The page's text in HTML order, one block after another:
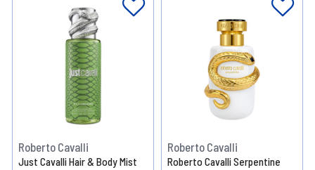
Roberto Cavalli
Just Cavalli Hair & Body Mist
Roberto Cavalli
Roberto Cavalli Serpentine